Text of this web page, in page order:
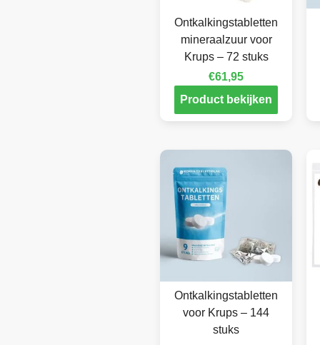
Ontkalkingstabletten
mineraalzuur voor
Krups – 72 stuks
€61,95
Product bekijken
Ontkalkingstabletten
voor Krups – 144
stuks